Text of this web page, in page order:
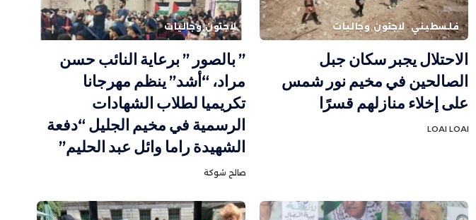
فلسطيني لاجئون وجاليات
الاحتلال يجبر سكان جبل
الصالحين في مخيم نور شمس
على إخلاء منازلهم قسرًا
LOAI LOAI
لاجئون وجاليات
” بالصور ” برعاية النائب حسن
مراد، “أشد” ينظم مهرجانا
تكريميا لطلاب الشهادات
الرسمية في مخيم الجليل “دفعة
الشهيدة راما وائل عبد الحليم”
صالح شوكة